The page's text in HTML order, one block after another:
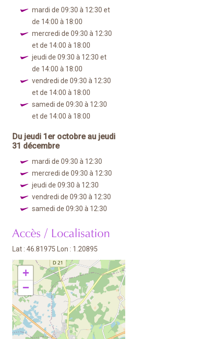
mardi de 09:30 à 12:30 et
de 14:00 à 18:00
mercredi de 09:30 à 12:30
et de 14:00 à 18:00
jeudi de 09:30 à 12:30 et
de 14:00 à 18:00
vendredi de 09:30 à 12:30
et de 14:00 à 18:00
samedi de 09:30 à 12:30
et de 14:00 à 18:00
Du jeudi 1er octobre au jeudi
31 décembre
mardi de 09:30 à 12:30
mercredi de 09:30 à 12:30
jeudi de 09:30 à 12:30
vendredi de 09:30 à 12:30
samedi de 09:30 à 12:30
Accès / Localisation
Lat : 46.81975 Lon : 1.20895
+
−